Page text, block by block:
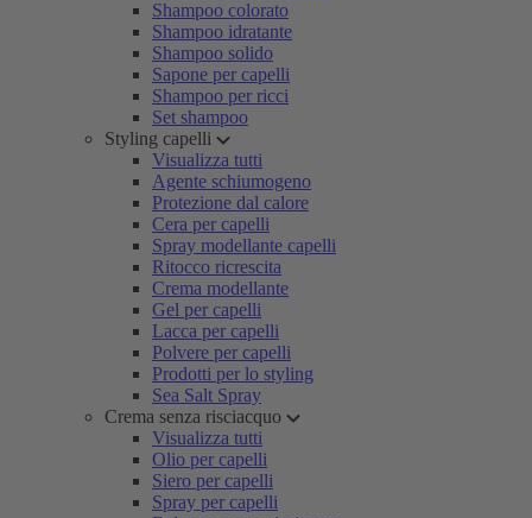
Shampoo colorato
Shampoo idratante
Shampoo solido
Sapone per capelli
Shampoo per ricci
Set shampoo
Styling capelli
Visualizza tutti
Agente schiumogeno
Protezione dal calore
Cera per capelli
Spray modellante capelli
Ritocco ricrescita
Crema modellante
Gel per capelli
Lacca per capelli
Polvere per capelli
Prodotti per lo styling
Sea Salt Spray
Crema senza risciacquo
Visualizza tutti
Olio per capelli
Siero per capelli
Spray per capelli